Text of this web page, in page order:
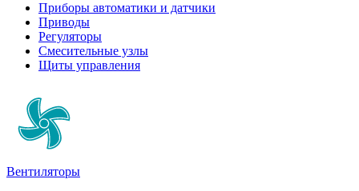
Приборы автоматики и датчики
Приводы
Регуляторы
Смесительные узлы
Щиты управления
Вентиляторы